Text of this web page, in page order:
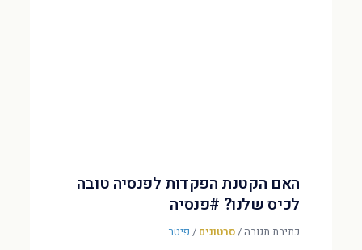
האם הקטנת הפקדות לפנסיה טובה
לכיס שלנו? #פנסיה
כתיבת תגובה/סרטונים / פיטר